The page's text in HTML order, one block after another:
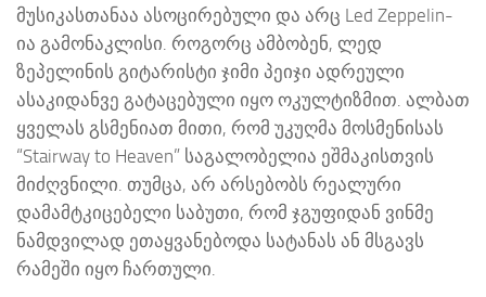
მუსიკასთანაა ასოცირებული და არც Led Zeppelin-
ია გამონაკლისი. როგორც ამბობენ, ლედ
ზეპელინის გიტარისტი ჯიმი პეიჯი ადრეული
ასაკიდანვე გატაცებული იყო ოკულტიზმით. ალბათ
ყველას გსმენიათ მითი, რომ უკუღმა მოსმენისას
“Stairway to Heaven” საგალობელია ეშმაკისთვის
მიძღვნილი. თუმცა, არ არსებობს რეალური
დამამტკიცებელი საბუთი, რომ ჯგუფიდან ვინმე
ნამდვილად ეთაყვანებოდა სატანას ან მსგავს
რამეში იყო ჩართული.